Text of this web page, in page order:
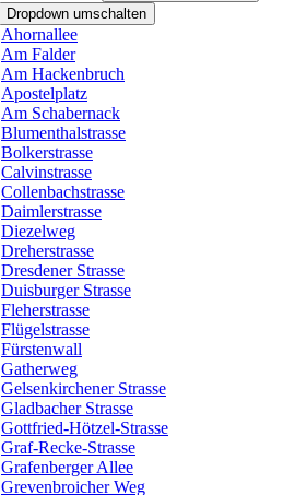
Dropdown umschalten
Ahornallee
Am Falder
Am Hackenbruch
Apostelplatz
Am Schabernack
Blumenthalstrasse
Bolkerstrasse
Calvinstrasse
Collenbachstrasse
Daimlerstrasse
Diezelweg
Dreherstrasse
Dresdener Strasse
Duisburger Strasse
Fleherstrasse
Flügelstrasse
Fürstenwall
Gatherweg
Gelsenkirchener Strasse
Gladbacher Strasse
Gottfried-Hötzel-Strasse
Graf-Recke-Strasse
Grafenberger Allee
Grevenbroicher Weg